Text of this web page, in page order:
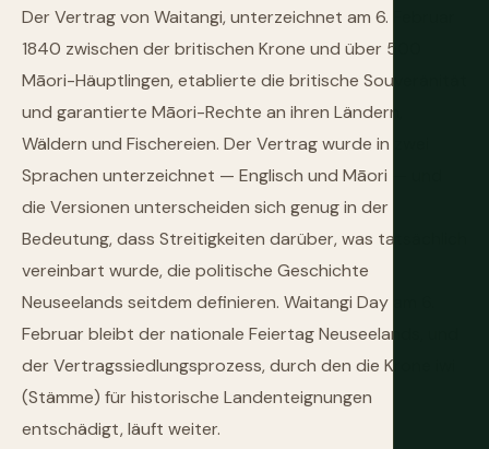
Der Vertrag von Waitangi, unterzeichnet am 6. Februar
1840 zwischen der britischen Krone und über 500
Māori-Häuptlingen, etablierte die britische Souveränität
und garantierte Māori-Rechte an ihren Ländern,
Wäldern und Fischereien. Der Vertrag wurde in zwei
Sprachen unterzeichnet — Englisch und Māori — und
die Versionen unterscheiden sich genug in der
Bedeutung, dass Streitigkeiten darüber, was tatsächlich
vereinbart wurde, die politische Geschichte
Neuseelands seitdem definieren. Waitangi Day am 6.
Februar bleibt der nationale Feiertag Neuseelands, und
der Vertragssiedlungsprozess, durch den die Krone iwi
(Stämme) für historische Landenteignungen
entschädigt, läuft weiter.